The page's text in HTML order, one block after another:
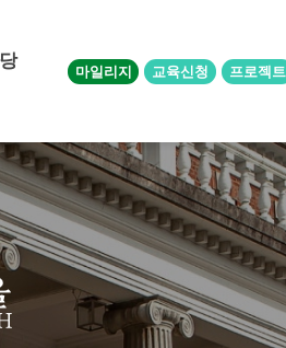
마일리지 교육신청 프로젝트